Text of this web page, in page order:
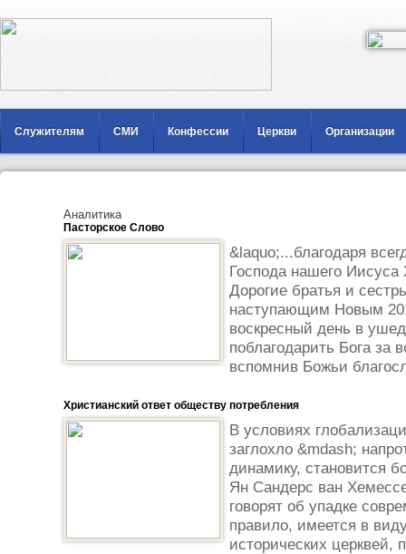
Служителям СМИ Конфессии Церкви Организации
Аналитика
Пасторское Слово
&laquo;...благодаря
Господа нашего
Дорогие братья и
наступающим Новым
воскресный день в
поблагодарить Бога за
вспомнив Божьи
Христианский ответ обществу потребления
В условиях
заглохло &mdash;
динамику, становится
Ян Сандерс ван
говорят об упадке
правило, имеется в
исторических церквей,